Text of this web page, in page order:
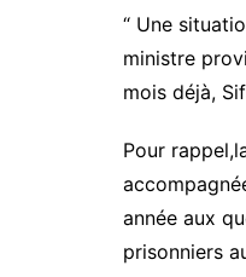
“ Une
ministre
mois déjà,
Pour
année aux
prisonniers